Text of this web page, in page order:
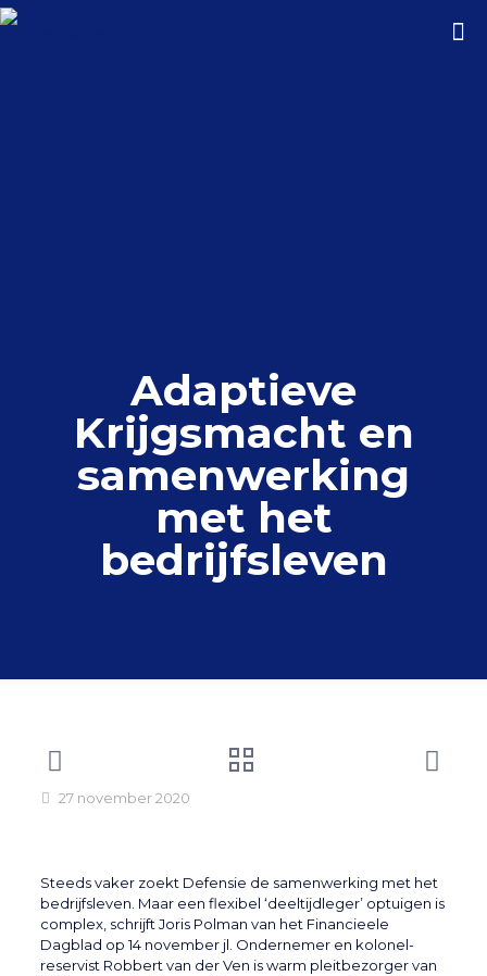
Adaptieve
Krijgsmacht en
samenwerking
met het
bedrijfsleven
27 november 2020
Steeds vaker zoekt Defensie de samenwerking met het
bedrijfsleven. Maar een flexibel ‘deeltijdleger’ optuigen is
complex, schrijft Joris Polman van het Financieele
Dagblad op 14 november jl. Ondernemer en kolonel-
reservist Robbert van der Ven is warm pleitbezorger van